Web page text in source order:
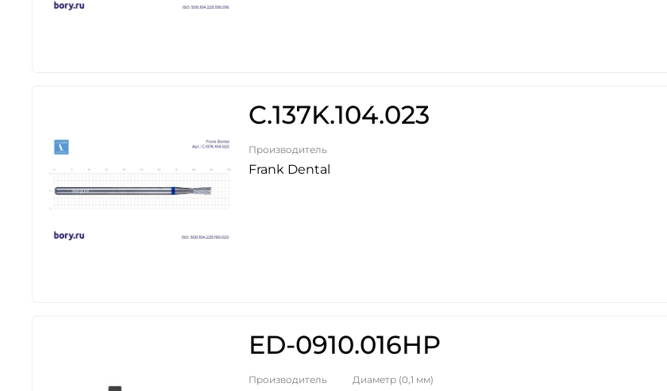
C.137K.104.023
Производитель
Frank Dental
ED-0910.016HP
Производитель Диаметр (0,1 мм)